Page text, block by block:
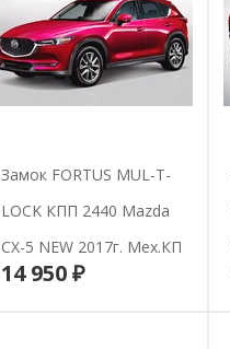
Замок FORTUS MUL-T-
LOCK КПП 2440 Mazda
СX-5 NEW 2017г. Мех.КП
14 950 ₽В корзину